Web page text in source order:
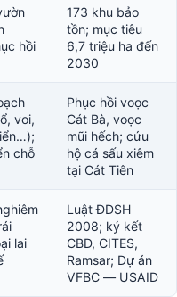
hồi
173 khu bảo
tồn; mục tiêu
6,7 triệu ha đến
2030
voi,
chỗ
Phục hồi voọc
Cát Bà, voọc
mũi hếch; cứu
hộ cá sấu xiêm
tại Cát Tiên
lai
Luật ĐDSH
2008; ký kết
CBD, CITES,
Ramsar; Dự án
VFBC — USAID